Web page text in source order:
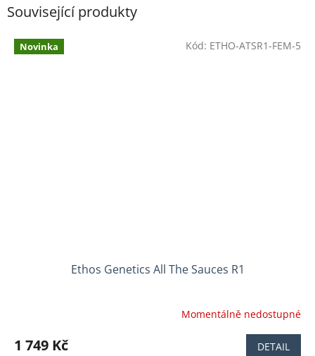
Související produkty
Novinka
Ethos Genetics All The Sauces R1
produktu
Momentálně nedostupné
1 749 Kč DETAIL
Kód: ETHO-ATSR1-FEM-5